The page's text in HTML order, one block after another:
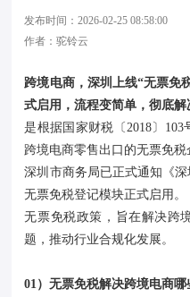
发布时间：2026-02-25 08:58:00
作者：驼铃云
跨境电商，深圳上线“无票免
式启用，流程变简单，彻底解
是根据国家财税〔2018〕
跨境电商零售出口的无票免税
深圳市商务局已正式通知《深
无票免税登记模块正式启用。
无票免税政策，旨在解决跨
题，推动行业合规化发展。
01）无票免税解决跨境电商哪